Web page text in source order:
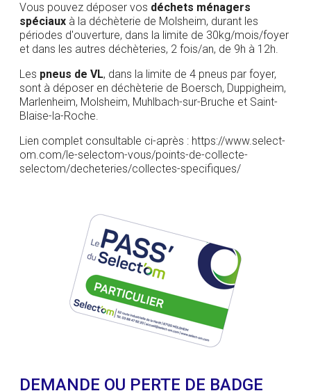
Vous pouvez déposer vos déchets ménagers
spéciaux à la déchèterie de Molsheim, durant les
périodes d'ouverture, dans la limite de 30kg/mois/foyer
et dans les autres déchèteries, 2 fois/an, de 9h à 12h.
Les pneus de VL, dans la limite de 4 pneus par foyer,
sont à déposer en déchèterie de Boersch, Duppigheim,
Marlenheim, Molsheim, Muhlbach-sur-Bruche et Saint-
Blaise-la-Roche.
Lien complet consultable ci-après : https://www.select-
om.com/le-selectom-vous/points-de-collecte-
selectom/decheteries/collectes-specifiques/
DEMANDE OU PERTE DE BADGE